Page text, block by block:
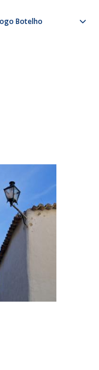
Botelho